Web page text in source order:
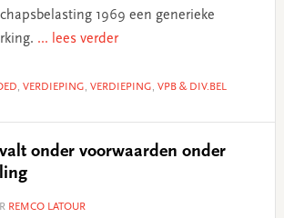
1969 een generieke
... lees verder
, VERDIEPING, VERDIEPING, VPB & DIV.BEL
onder voorwaarden onder
REMCO LATOUR